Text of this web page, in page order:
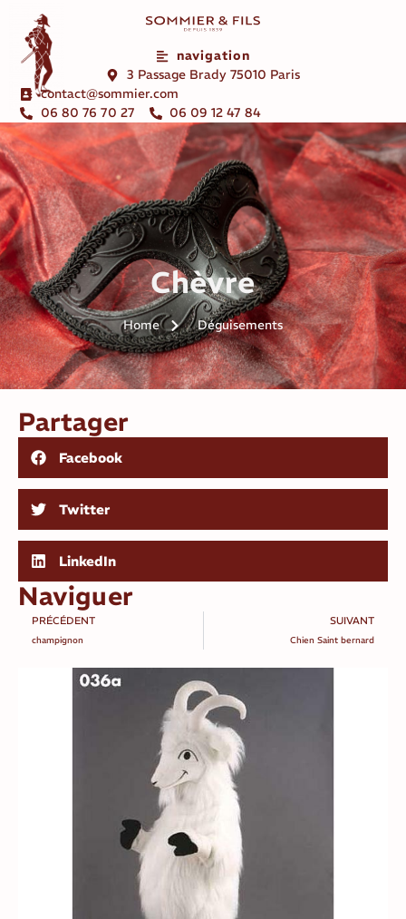
navigation
3 Passage Brady 75010 Paris
contact@sommier.com
06 80 76 70 27
06 09 12 47 84
Chèvre
Home Déguisements
Partager
Facebook
Twitter
LinkedIn
Naviguer
PRÉCÉDENT
champignon
SUIVANT
Chien Saint bernard